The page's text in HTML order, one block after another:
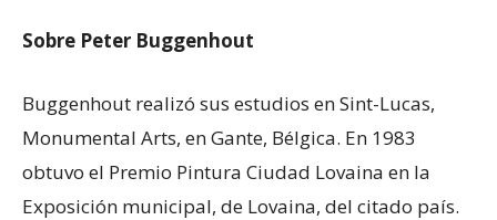
Sobre Peter Buggenhout
Buggenhout realizó sus estudios en Sint-Lucas,
Monumental Arts, en Gante, Bélgica. En 1983
obtuvo el Premio Pintura Ciudad Lovaina en la
Exposición municipal, de Lovaina, del citado país.